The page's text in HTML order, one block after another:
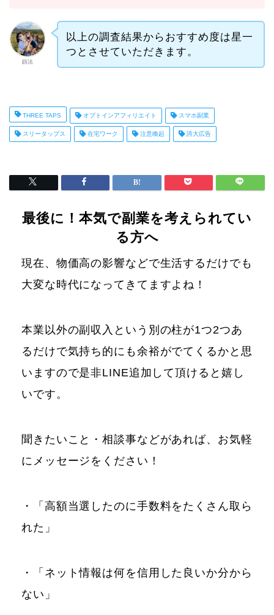
釼法
以上の調査結果からおすすめ度は星一
つとさせていただきます。
THREE TAPS オプトインアフィリエイト スマホ副業
スリータップス 在宅ワーク 注意喚起 誇大広告
最後に！本気で副業を考えられてい
る方へ
現在、物価高の影響などで生活するだけでも
大変な時代になってきてますよね！
本業以外の副収入という別の柱が1つ2つあ
るだけで気持ち的にも余裕がでてくるかと思
いますので是非LINE追加して頂けると嬉し
いです。
聞きたいこと・相談事などがあれば、お気軽
にメッセージをください！
・「高額当選したのに手数料をたくさん取ら
れた」
・「ネット情報は何を信用した良いか分から
ない」